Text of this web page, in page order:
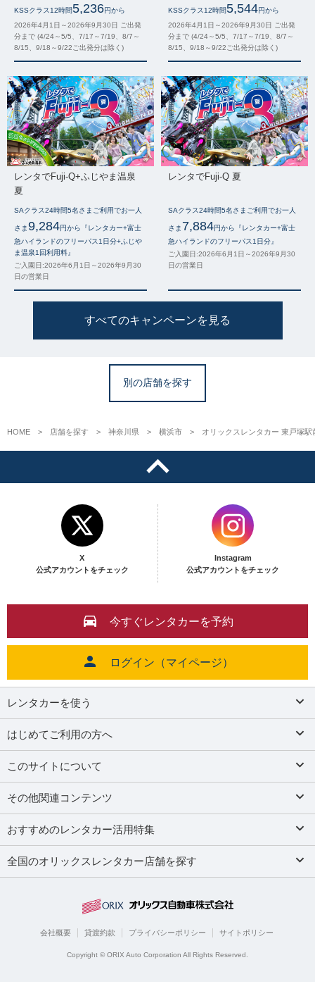
KSSクラス12時間5,236円から
2026年4月1日～2026年9月30日 ご出発
分まで (4/24～5/5、7/17～7/19、8/7～
8/15、9/18～9/22ご出発分は除く)
KSSクラス12時間5,544円から
2026年4月1日～2026年9月30日 ご出発
分まで (4/24～5/5、7/17～7/19、8/7～
8/15、9/18～9/22ご出発分は除く)
レンタでFuji-Q+ふじやま温泉
夏
SAクラス24時間5名さまご利用でお一人
さま9,284円から『レンタカー+富士
急ハイランドのフリーパス1日分+ふじや
ま温泉1回利用料』
ご入園日:2026年6月1日～2026年9月30
日の営業日
レンタでFuji-Q 夏
SAクラス24時間5名さまご利用でお一人
さま 7,884円から『レンタカー+富士
急ハイランドのフリーパス1日分』
ご入園日:2026年6月1日～2026年9月30
日の営業日
すべてのキャンペーンを見る
別の店舗を探す
HOME 店舗を探す 神奈川県 横浜市 オリックスレンタカー 東戸塚駅
X
公式アカウントをチェック
Instagram
公式アカウントをチェック
今すぐレンタカーを予約
ログイン（マイページ）
レンタカーを使う
はじめてご利用の方へ
このサイトについて
その他関連コンテンツ
おすすめのレンタカー活用特集
全国のオリックスレンタカー店舗を探す
会社概要 貸渡約款 プライバシーポリシー サイトポリシー
Copyright © ORIX Auto Corporation All Rights Reserved.